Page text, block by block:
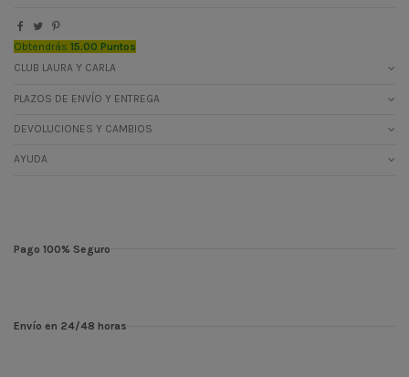
Obtendrás 15.00 Puntos
CLUB LAURA Y CARLA
PLAZOS DE ENVÍO Y ENTREGA
DEVOLUCIONES Y CAMBIOS
AYUDA
Pago 100% Seguro
Envío en 24/48 horas